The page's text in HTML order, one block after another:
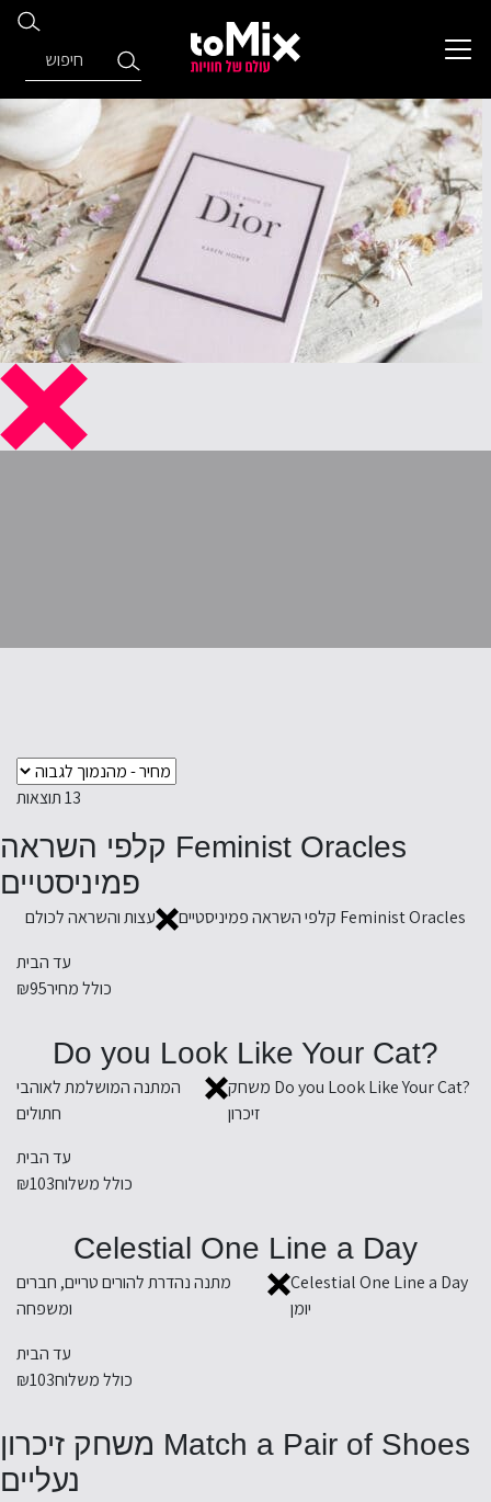
13תוצאות
Feminist Oracles קלפי השראה
פמיניסטיים
Feminist Oracles קלפי השראה פמיניסטיים
עצות והשראה לכולם
עד הבית
כולל מחיר₪95
?Do you Look Like Your Cat
?Do you Look Like Your Cat משחק
זיכרון
המתנה המושלמת לאוהבי
חתולים
עד הבית
כולל משלוח₪103
Celestial One Line a Day
Celestial One Line a Day
יומן
מתנה נהדרת להורים טריים, חברים
ומשפחה
עד הבית
כולל משלוח₪103
Match a Pair of Shoes משחק זיכרון
נעליים